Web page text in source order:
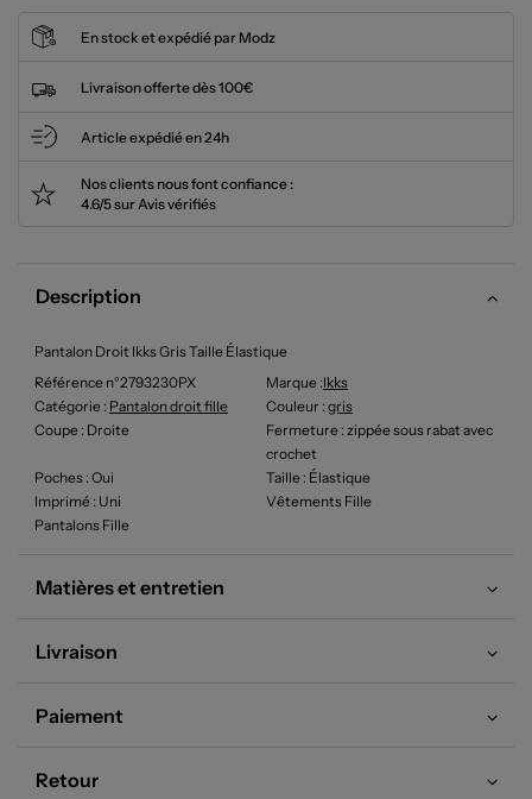
En stock et expédié par Modz
Livraison offerte dès 100€
Article expédié en 24h
Nos clients nous font confiance :
4.6/5 sur Avis vérifiés
Description
Pantalon Droit Ikks Gris Taille Élastique
Référence n°2793230PX
Marque :Ikks
Catégorie : Pantalon droit fille Couleur : gris
Coupe : Droite Fermeture : zippée sous rabat avec
crochet
Poches : Oui Taille : Élastique
Imprimé : Uni
Vêtements Fille
Pantalons Fille
Matières et entretien
Livraison
Paiement
Retour